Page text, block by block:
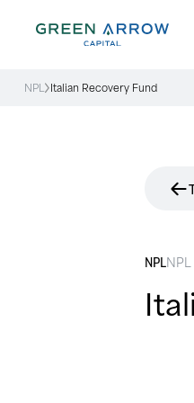
NPL Italian Recovery Fund
NPLNPL